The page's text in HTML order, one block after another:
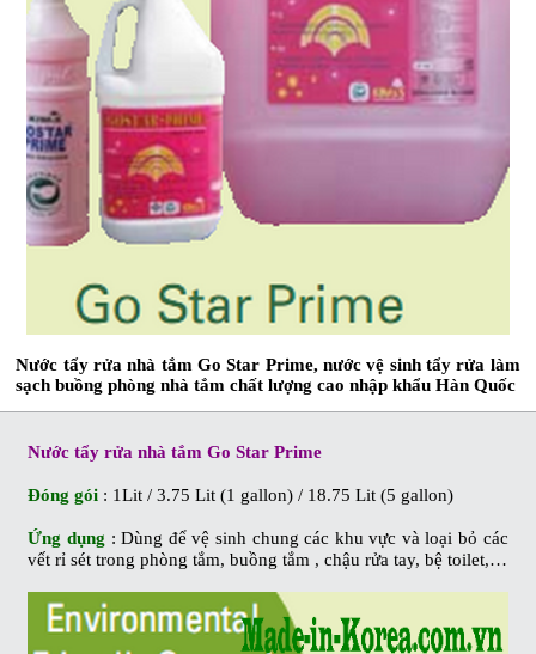
Nước tẩy rửa nhà tắm Go Star Prime, nước vệ sinh tẩy rửa làm
sạch buồng phòng nhà tắm chất lượng cao nhập khẩu Hàn Quốc
Nước tẩy rửa nhà tắm Go Star Prime
Đóng gói : 1Lit / 3.75 Lit (1 gallon) / 18.75 Lit (5 gallon)
Ứng dụng : Dùng để vệ sinh chung các khu vực và loại bỏ các
vết rỉ sét trong phòng tắm, buồng tắm , chậu rửa tay, bệ toilet,…